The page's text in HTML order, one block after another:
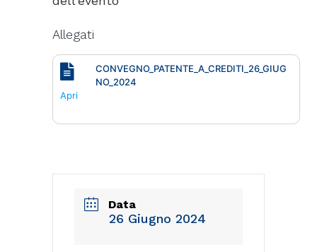
Allegati
CONVEGNO_PATENTE_A_CREDITI_26_GIUG
NO_2024
Apri
Data
26 Giugno 2024